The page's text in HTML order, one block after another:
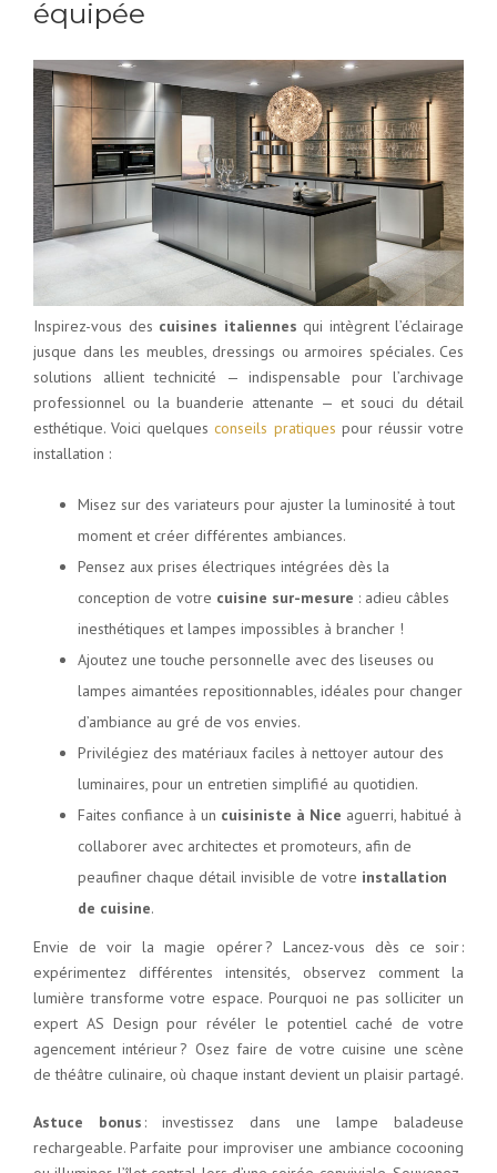
équipée
Inspirez-vous des cuisines italiennes qui intègrent l’éclairage
jusque dans les meubles, dressings ou armoires spéciales. Ces
solutions allient technicité — indispensable pour l’archivage
professionnel ou la buanderie attenante — et souci du détail
esthétique. Voici quelquesconseils pratiques pour réussir votre
installation :
Misez sur des variateurs pour ajuster la luminosité à tout
moment et créer différentes ambiances.
Pensez aux prises électriques intégrées dès la
conception de votre cuisine sur-mesure : adieu câbles
inesthétiques et lampes impossibles à brancher !
Ajoutez une touche personnelle avec des liseuses ou
lampes aimantées repositionnables, idéales pour changer
d’ambiance au gré de vos envies.
Privilégiez des matériaux faciles à nettoyer autour des
luminaires, pour un entretien simplifié au quotidien.
Faites confiance à un cuisiniste à Nice aguerri, habitué à
collaborer avec architectes et promoteurs, afin de
peaufiner chaque détail invisible de votre installation
de cuisine.
Envie de voir la magie opérer ? Lancez-vous dès ce soir :
expérimentez différentes intensités, observez comment la
lumière transforme votre espace. Pourquoi ne pas solliciter un
expert AS Design pour révéler le potentiel caché de votre
agencement intérieur ? Osez faire de votre cuisine une scène
de théâtre culinaire, où chaque instant devient un plaisir partagé.
Astuce bonus : investissez dans une lampe baladeuse
rechargeable. Parfaite pour improviser une ambiance cocooning